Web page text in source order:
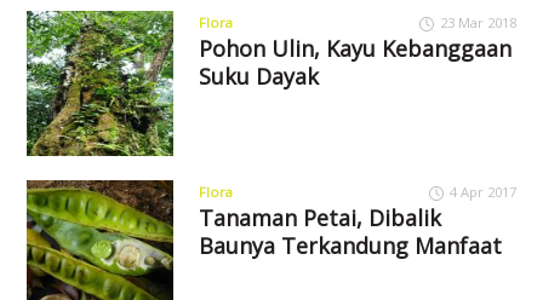
Flora 23 Mar 2018
Pohon Ulin, Kayu Kebanggaan
Suku Dayak
Flora 4 Apr 2017
Tanaman Petai, Dibalik
Baunya Terkandung Manfaat